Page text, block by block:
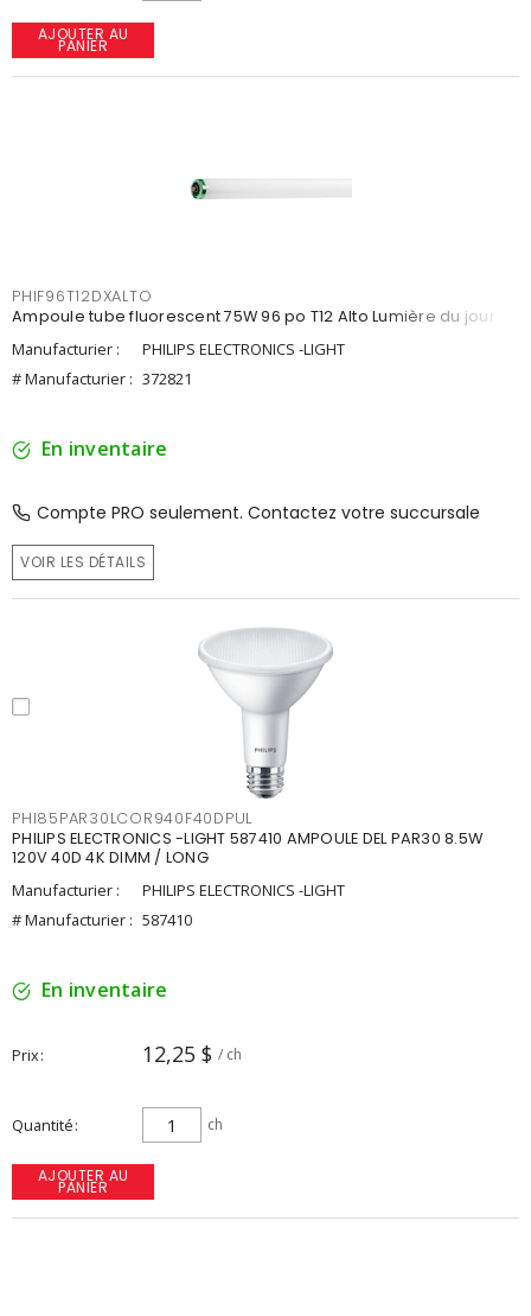
AJOUTER AU
PANIER
PHIF96T12DXALTO
Ampoule tube fluorescent 75W 96 po T12 Alto Lumière du jour
Manufacturier :
PHILIPS ELECTRONICS -LIGHT
# Manufacturier : 372821
En inventaire
Compte PRO seulement. Contactez votre succursale
VOIR LES DÉTAILS
PHI85PAR30LCOR940F40DPUL
PHILIPS ELECTRONICS -LIGHT 587410 AMPOULE DEL PAR30 8.5W
120V 40D 4K DIMM / LONG
Manufacturier :
PHILIPS ELECTRONICS -LIGHT
# Manufacturier : 587410
En inventaire
Prix 12,25 $ / ch
Quantité ch
AJOUTER AU
PANIER